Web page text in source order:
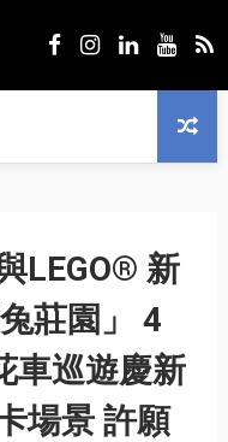
LEGO® 新
莊園」 4
車巡遊慶新
場景 許願